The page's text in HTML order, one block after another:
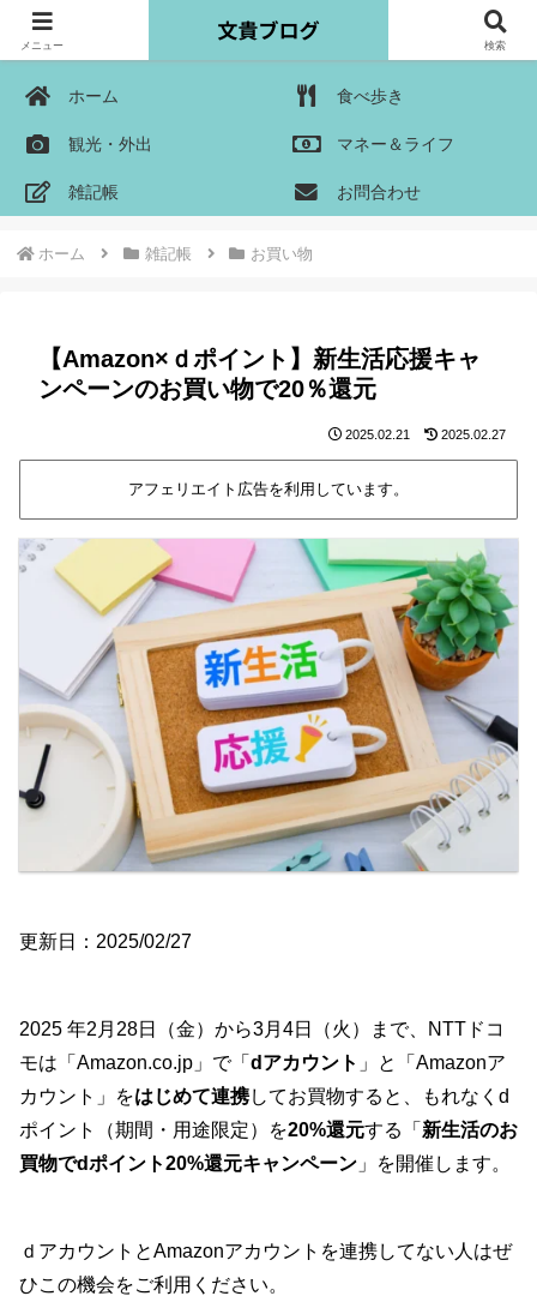
ホーム 食べ歩き
観光・外出 マネー＆ライフ
雑記帳 お問合わせ
ホーム 雑記帳 お買い物
【Amazon×ｄポイント】新生活応援キャ
ンペーンのお買い物で20％還元
2025.02.21 2025.02.27
アフェリエイト広告を利用しています。
更新日：2025/02/27
2025 年2月28日（金）から3月4日（火）まで、NTTドコ
モは「Amazon.co.jp」で「 dアカウント 」と「Amazonア
カウント」をはじめて連携してお買物すると、もれなくd
ポイント（期間・用途限定）を20%還元する「 新生活のお
買物でdポイント20%還元キャンペーン 」を開催します。
ｄアカウントとAmazonアカウントを連携してない人はぜ
ひこの機会をご利用ください。
メニュー 検索